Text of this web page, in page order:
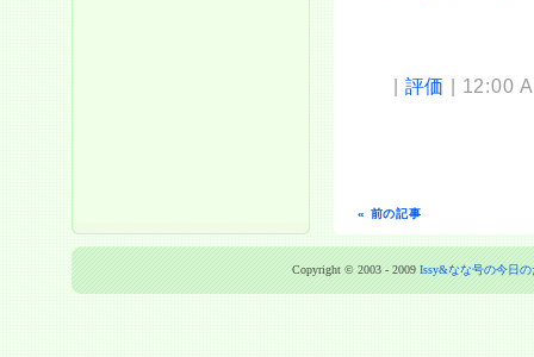
| 評価 | 12:00
« 前の記事
Copyright © 2003 - 2009 Issy&なな号の今日